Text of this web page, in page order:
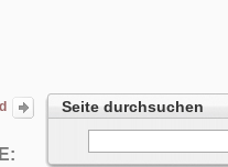
Seite durchsuchen